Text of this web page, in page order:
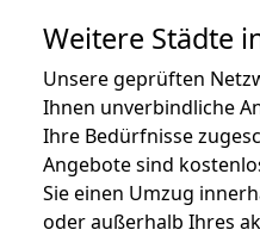
Weitere Städte
Unsere geprüften
Ihnen unverbindliche
Ihre Bedürfnisse
Angebote sind
Sie einen Umzug
oder außerhalb Ihres